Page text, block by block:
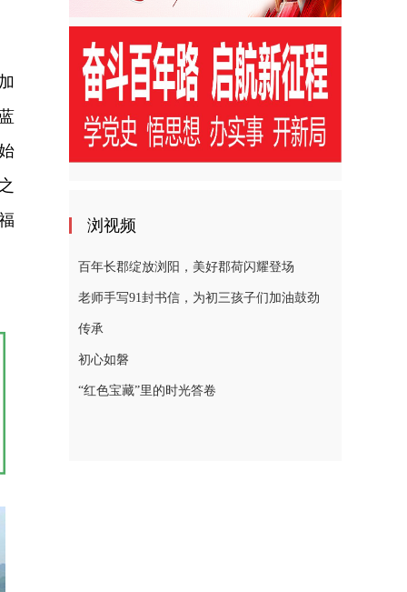
浏视频
百年长郡绽放浏阳，美好郡荷闪耀登场
老师手写91封书信，为初三孩子们加油鼓劲
传承
初心如磐
“红色宝藏”里的时光答卷